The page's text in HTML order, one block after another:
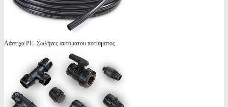
Λάστιχα PE- Σωλήνες αυτόματου ποτίσματος